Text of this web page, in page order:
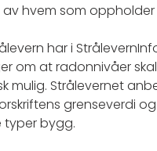
hvem som oppholder
har i
om at radonnivåer
mulig. Strålevernet
grenseverdi
typer bygg.